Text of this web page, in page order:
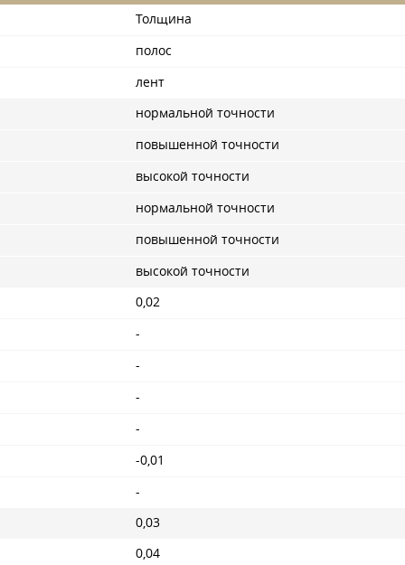
Толщина
полос
лент
нормальной точности
повышенной точности
высокой точности
нормальной точности
повышенной точности
высокой точности
0,02
-
-
-
-
-0,01
-
0,03
0,04